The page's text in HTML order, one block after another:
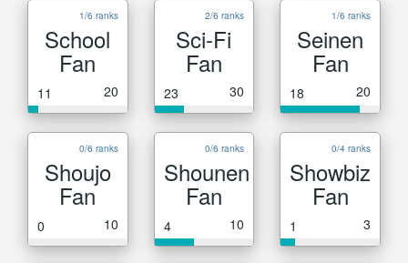
1/6 ranks
School
Fan
11 20
2/6 ranks
Sci-Fi
Fan
23 30
1/6 ranks
Seinen
Fan
18 20
0/6 ranks
Shoujo
Fan
0 10
0/6 ranks
Shounen
Fan
4 10
0/4 ranks
Showbiz
Fan
1 3